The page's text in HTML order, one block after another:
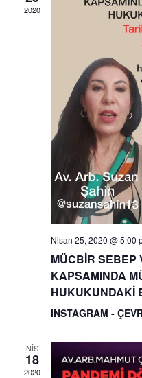
2020
Nisan 25, 2020 @ 5:00
MÜCBİR SEBEP
KAPSAMINDA
HUKUKUNDAKİ
INSTAGRAM -
NIS
18
2020